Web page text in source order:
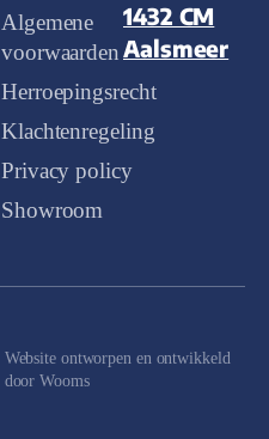
Algemene
voorwaarden
Herroepingsrecht
Klachtenregeling
Privacy policy
Showroom
1432 CM
Aalsmeer
Website ontworpen en ontwikkeld
doorWooms